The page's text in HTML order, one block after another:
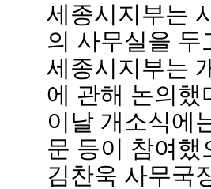
세종시지부는
의 사무실을
세종시지부는
에 관해 논의했
이날 개소식에
문 등이 참여했
김찬욱 사무국